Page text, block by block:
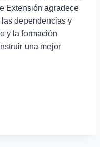
Extensión agradece
dependencias y
y la formación
una mejor